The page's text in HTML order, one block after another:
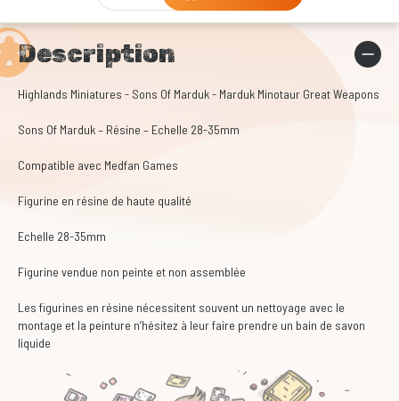
Description
Highlands Miniatures - Sons Of Marduk - Marduk Minotaur Great Weapons
Sons Of Marduk – Résine – Echelle 28-35mm
Compatible avec Medfan Games
Figurine en résine de haute qualité
Echelle 28-35mm
Figurine vendue non peinte et non assemblée
Les figurines en résine nécessitent souvent un nettoyage avec le
montage et la peinture n’hésitez à leur faire prendre un bain de savon
liquide